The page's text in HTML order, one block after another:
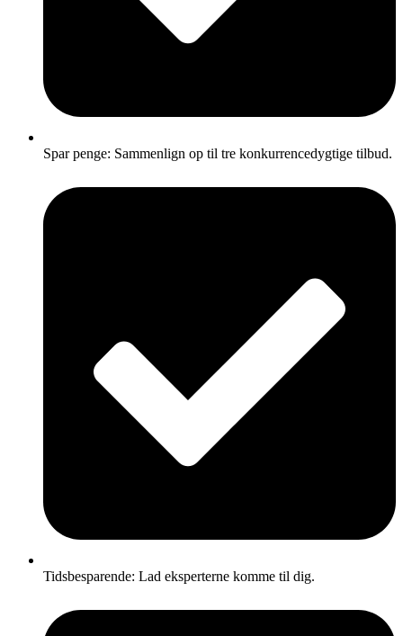
Spar penge: Sammenlign op til tre konkurrencedygtige tilbud.
Tidsbesparende: Lad eksperterne komme til dig.